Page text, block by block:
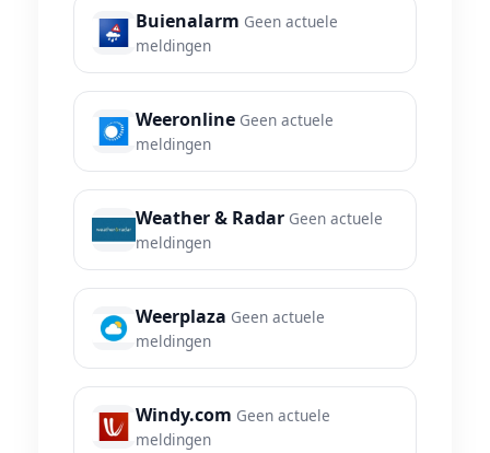
Buienalarm Geen actuele
meldingen
Weeronline Geen actuele
meldingen
Weather & Radar Geen actuele
meldingen
Weerplaza Geen actuele
meldingen
Windy.com Geen actuele
meldingen